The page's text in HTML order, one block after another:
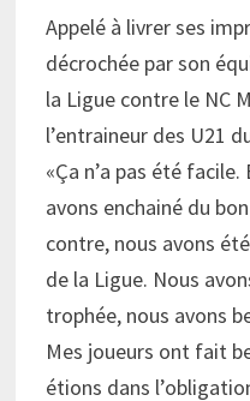
Appelé à livrer ses
décrochée par son
la Ligue contre le NC
l’entraineur des U21
«Ça n’a pas été
avons enchainé du
contre, nous avons
de la Ligue. Nous
trophée, nous avons
Mes joueurs ont fait
étions dans